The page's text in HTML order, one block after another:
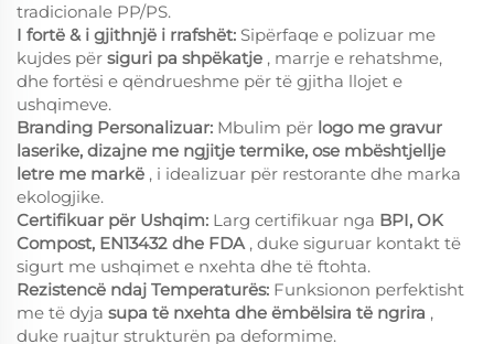
tradicionale PP/PS.
I fortë & i gjithnjë i rrafshët: Sipërfaqe e polizuar me
kujdes për siguri pa shpëkatje , marrje e rehatshme,
dhe fortësi e qëndrueshme për të gjitha llojet e
ushqimeve.
Branding Personalizuar: Mbulim për logo me gravur
laserike, dizajne me ngjitje termike, ose mbështjellje
letre me markë , i idealizuar për restorante dhe marka
ekologjike.
Certifikuar për Ushqim: Larg certifikuar nga BPI, OK
Compost, EN13432 dhe FDA , duke siguruar kontakt të
sigurt me ushqimet e nxehta dhe të ftohta.
Rezistencë ndaj Temperaturës: Funksionon perfektisht
me të dyja supa të nxehta dhe ëmbëlsira të ngrira ,
duke ruajtur strukturën pa deformime.